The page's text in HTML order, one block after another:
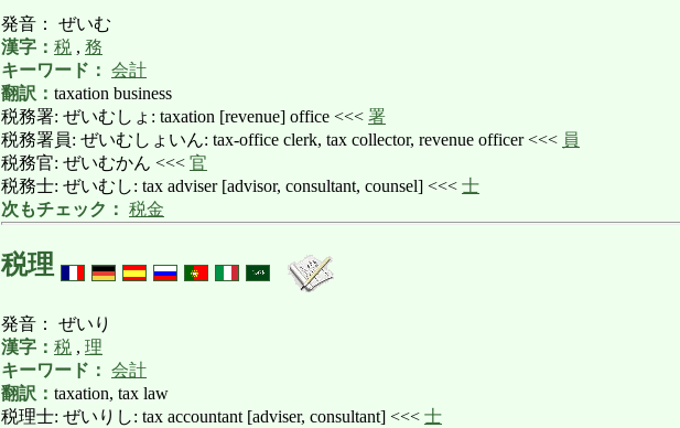
発音： ぜいむ
漢字： 税 , 務
キーワード： 会計
翻訳： taxation business
税務署: ぜいむしょ: taxation [revenue] office <<< 署
税務署員: ぜいむしょいん: tax-office clerk, tax collector, revenue officer <<< 員
税務官: ぜいむかん <<< 官
税務士: ぜいむし: tax adviser [advisor, consultant, counsel] <<< 士
次もチェック： 税金
税理
発音： ぜいり
漢字： 税 , 理
キーワード： 会計
翻訳： taxation, tax law
税理士: ぜいりし: tax accountant [adviser, consultant] <<< 士